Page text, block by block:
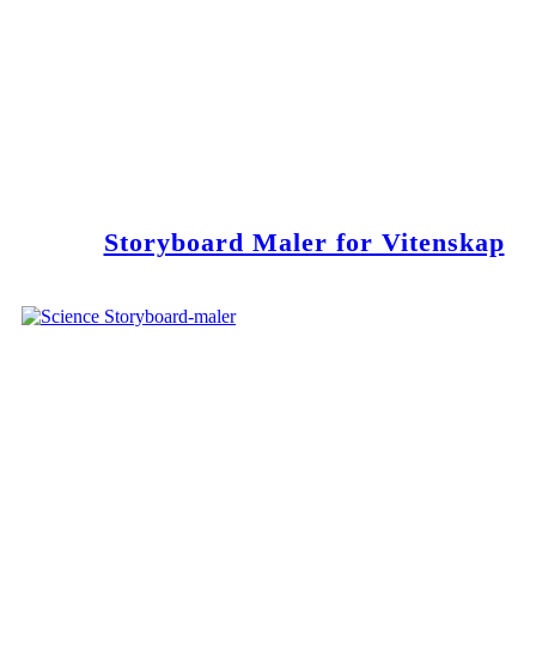
Storyboard Maler for Vitenskap